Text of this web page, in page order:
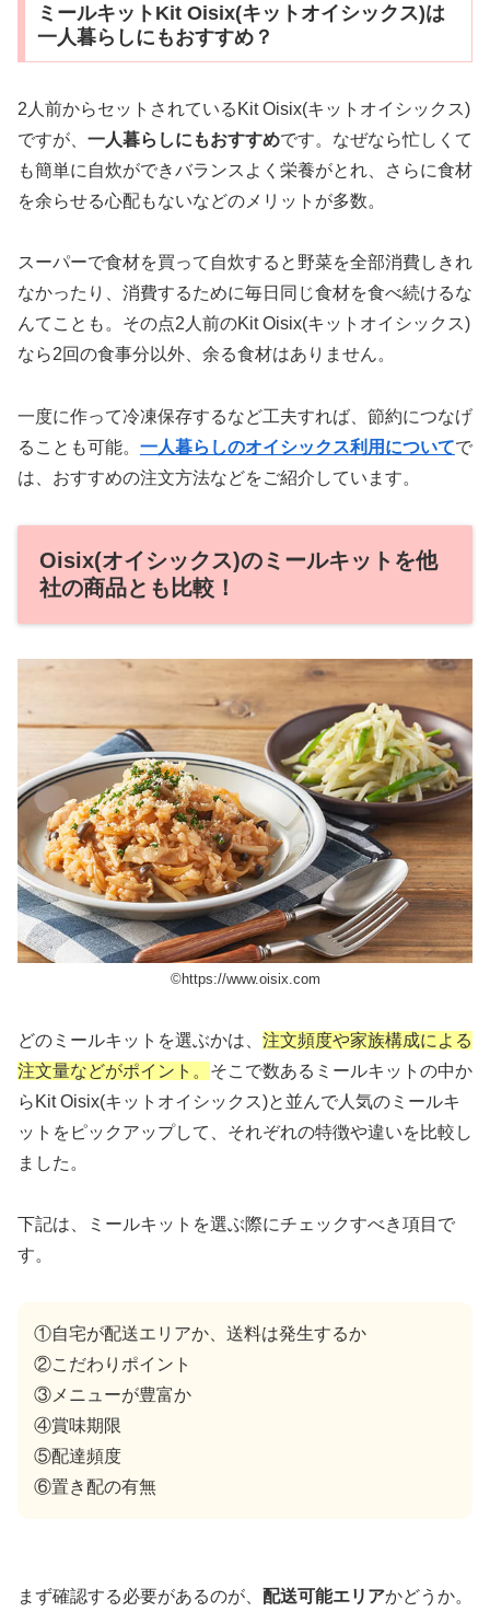
ミールキットKit Oisix(キットオイシックス)は
一人暮らしにもおすすめ？
2人前からセットされているKit Oisix(キットオイシックス)
ですが、 一人暮らしにもおすすめです。なぜなら忙しくて
も簡単に自炊ができバランスよく栄養がとれ、さらに食材
を余らせる心配もないなどのメリットが多数。
スーパーで食材を買って自炊すると野菜を全部消費しきれ
なかったり、消費するために毎日同じ食材を食べ続けるな
んてことも。その点2人前のKit Oisix(キットオイシックス)
なら2回の食事分以外、余る食材はありません。
一度に作って冷凍保存するなど工夫すれば、節約につなげ
ることも可能。 一人暮らしのオイシックス利用についてで
は、おすすめの注文方法などをご紹介しています。
Oisix(オイシックス)のミールキットを他
社の商品とも比較！
©︎https://www.oisix.com
どのミールキットを選ぶかは、 注文頻度や家族構成による
注文量などがポイント。 そこで数あるミールキットの中か
らKit Oisix(キットオイシックス)と並んで人気のミールキ
ットをピックアップして、それぞれの特徴や違いを比較し
ました。
下記は、ミールキットを選ぶ際にチェックすべき項目で
す。
①自宅が配送エリアか、送料は発生するか
②こだわりポイント
③メニューが豊富か
④賞味期限
⑤配達頻度
⑥置き配の有無
まず確認する必要があるのが、 配送可能エリアかどうか。